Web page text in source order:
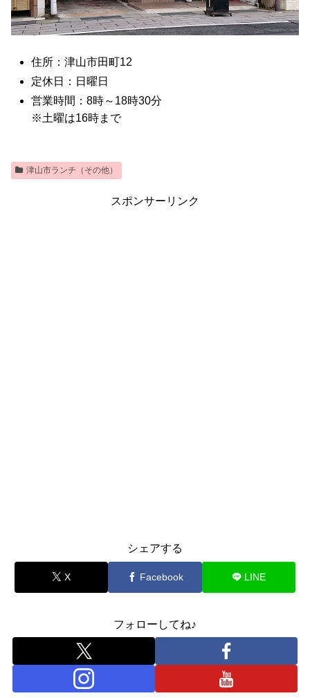
住所：津山市田町12
定休日：日曜日
営業時間：8時～18時30分
※土曜は16時まで
津山市ランチ（その他）
スポンサーリンク
シェアする
X Facebook LINE
フォローしてね♪